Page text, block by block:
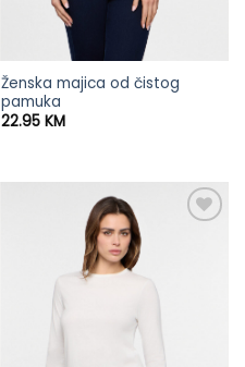
Ženska majica od čistog
pamuka
22.95 KM